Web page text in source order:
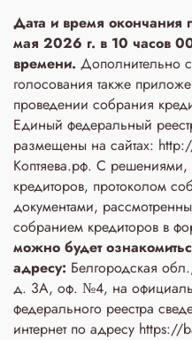
Дата и время окончания
мая 2026 г. в 10 часов
времени. Дополнительно
голосования также
проведении собрания
Единый федеральный
размещены на сайтах:
Коптяева.рф. С
кредиторов, протоколом
документами,
собранием кредиторов в
можно будет
адресу: Белгородская
д. 3A, оф. №4, на
федерального реестра
интернет по адресу https://